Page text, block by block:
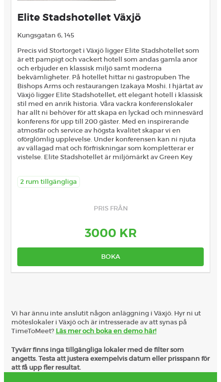
Elite Stadshotellet Växjö
Kungsgatan 6, 145
Precis vid Stortorget i Växjö ligger Elite Stadshotellet som
är ett pampigt och vackert hotell som andas gamla anor
och erbjuder en klassisk miljö samt moderna
bekvämligheter. På hotellet hittar ni gastropuben The
Bishops Arms och restaurangen Izakaya Moshi. I hjärtat av
Växjö ligger Elite Stadshotellet, ett elegant hotell i klassisk
stil med en anrik historia. Våra vackra konferenslokaler
har allt ni behöver för att skapa en lyckad och minnesvärd
konferens för upp till 200 gäster. Med en inspirerande
atmosfär och service av högsta kvalitet skapar vi en
oförglömlig upplevelse. Under konferensen kan ni njuta
av vällagad mat och förfriskningar som kompletterar er
vistelse. Elite Stadshotellet är miljömärkt av Green Key
2 rum tillgängliga
PRIS FRÅN
3000 KR
BOKA
Vi har ännu inte anslutit någon anläggning i Växjö. Hyr ni ut
möteslokaler i Växjö och är intresserade av att synas på
TimeToMeet? Läs mer och boka en demo här!
Tyvärr finns inga tillgängliga lokaler med de filter som
angetts. Testa att justera exempelvis datum eller prisspann för
att få upp fler resultat.